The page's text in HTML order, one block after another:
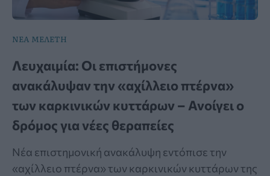
ΝΕΑ ΜΕΛΕΤΗ
Λευχαιμία: Οι επιστήμονες
ανακάλυψαν την «αχίλλειο πτέρνα»
των καρκινικών κυττάρων – Ανοίγει ο
δρόμος για νέες θεραπείες
Νέα επιστημονική ανακάλυψη εντόπισε την
«αχίλλειο πτέρνα» των καρκινικών κυττάρων της